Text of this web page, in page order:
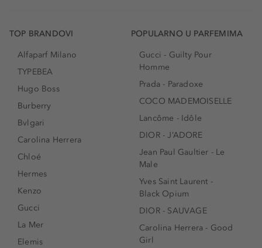
TOP BRANDOVI
Alfaparf Milano
TYPEBEA
Hugo Boss
Burberry
Bvlgari
Carolina Herrera
Chloé
Hermes
Kenzo
Gucci
La Mer
Elemis
POPULARNO U PARFEMIMA
Gucci - Guilty Pour
Homme
Prada - Paradoxe
COCO MADEMOISELLE
Lancôme - Idôle
DIOR - J’ADORE
Jean Paul Gaultier - Le
Male
Yves Saint Laurent -
Black Opium
DIOR - SAUVAGE
Carolina Herrera - Good
Girl